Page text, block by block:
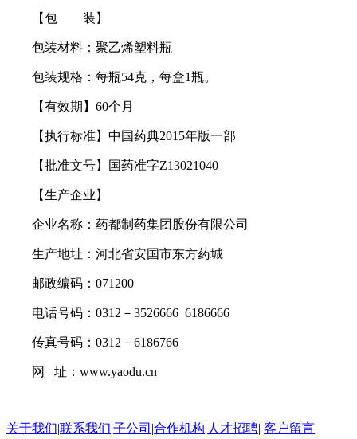
【包 装】
包装材料：聚乙烯塑料瓶
包装规格：每瓶54克，每盒1瓶。
【有效期】60个月
【执行标准】中国药典2015年版一部
【批准文号】国药准字Z13021040
【生产企业】
企业名称：药都制药集团股份有限公司
生产地址：河北省安国市东方药城
邮政编码：071200
电话号码：0312－3526666 6186666
传真号码：0312－6186766
网 址：www.yaodu.cn
关于我们|联系我们|子公司 |合作机构| 人才招聘| 客户留言